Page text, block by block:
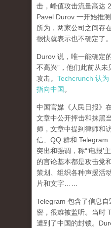
击，峰值攻击流量高达
Pavel Durov 一开始推
所为，两家公司之间存
很快就表示也不确定了。
Durov 说，唯一能确定
不高兴”，他们此前从
攻击。 Techcrunch 认
指向中国 。
中国官媒《人民日报》
文章中公开抨击和抹黑
师，文章中提到律师和
信、QQ 群和 Telegram
突出和强调，称“‘电报’
的言论基本都是攻击
策划、组织各种声援活
片和文字……
Telegram 包含了信息
密，很难被监听。当时
遭到了中国的封锁。